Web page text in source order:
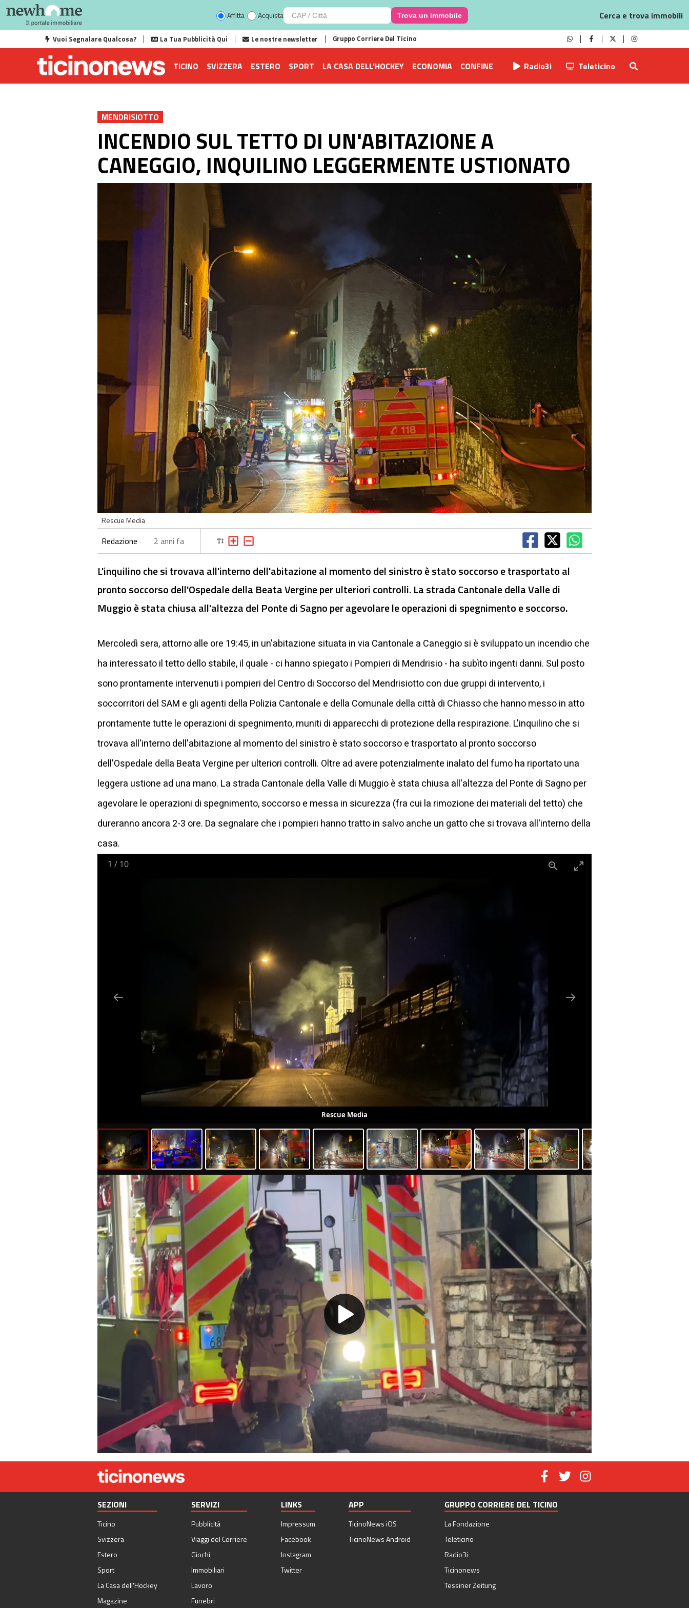
Affitta Acquista Trova un immobile Cerca e trova immobili
Vuoi Segnalare Qualcosa? La Tua Pubblicità Qui Le nostre newsletter Gruppo Corriere Del Ticino
TICINO SVIZZERA ESTERO SPORT LA CASA DELL'HOCKEY ECONOMIA CONFINE Radio3i Teleticino
MENDRISIOTTO
INCENDIO SUL TETTO DI UN'ABITAZIONE A
CANEGGIO, INQUILINO LEGGERMENTE USTIONATO
Rescue Media
Redazione 2 anni fa
L'inquilino che si trovava all'interno dell'abitazione al momento del sinistro è stato soccorso e trasportato al
pronto soccorso dell'Ospedale della Beata Vergine per ulteriori controlli. La strada Cantonale della Valle di
Muggio è stata chiusa all'altezza del Ponte di Sagno per agevolare le operazioni di spegnimento e soccorso.
Mercoledì sera, attorno alle ore 19:45, in un'abitazione situata in via Cantonale a Caneggio si è sviluppato un incendio che
ha interessato il tetto dello stabile, il quale - ci hanno spiegato i Pompieri di Mendrisio - ha subìto ingenti danni. Sul posto
sono prontamente intervenuti i pompieri del Centro di Soccorso del Mendrisiotto con due gruppi di intervento, i
soccorritori del SAM e gli agenti della Polizia Cantonale e della Comunale della città di Chiasso che hanno messo in atto
prontamente tutte le operazioni di spegnimento, muniti di apparecchi di protezione della respirazione. L'inquilino che si
trovava all'interno dell'abitazione al momento del sinistro è stato soccorso e trasportato al pronto soccorso
dell'Ospedale della Beata Vergine per ulteriori controlli. Oltre ad avere potenzialmente inalato del fumo ha riportato una
leggera ustione ad una mano. La strada Cantonale della Valle di Muggio è stata chiusa all'altezza del Ponte di Sagno per
agevolare le operazioni di spegnimento, soccorso e messa in sicurezza (fra cui la rimozione dei materiali del tetto) che
dureranno ancora 2-3 ore. Da segnalare che i pompieri hanno tratto in salvo anche un gatto che si trovava all'interno della
casa.
1 / 10
Rescue Media
Play
Video
SEZIONI
Ticino
Svizzera
Estero
Sport
La Casa dell'Hockey
Magazine
SERVIZI
Pubblicità
Viaggi del Corriere
Giochi
Immobiliari
Lavoro
Funebri
LINKS
Impressum
Facebook
Instagram
Twitter
APP
TicinoNews iOS
TicinoNews Android
GRUPPO CORRIERE DEL TICINO
La Fondazione
Teleticino
Radio3i
Ticinonews
Tessiner Zeitung